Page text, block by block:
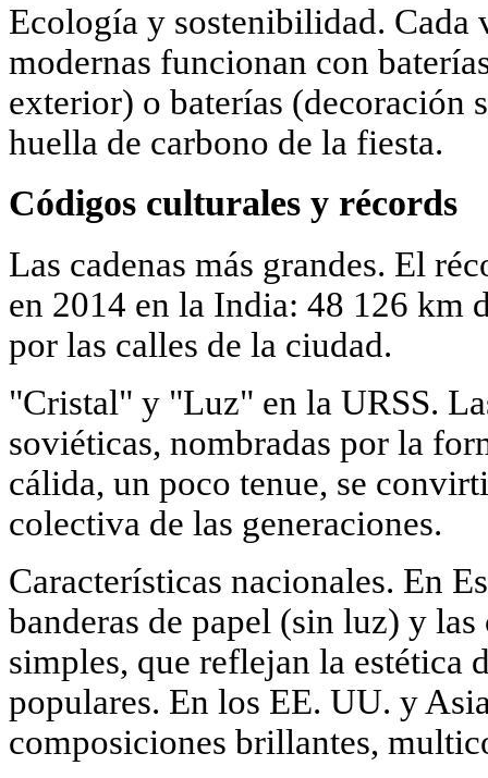
Ecología y sostenibilidad. Cada
modernas funcionan con
exterior) o baterías (decoración
huella de carbono de la fiesta.
Códigos culturales y récords
Las cadenas más grandes. El
en 2014 en la India: 48 126 km
por las calles de la ciudad.
"Cristal" y "Luz" en la URSS.
soviéticas, nombradas por la
cálida, un poco tenue, se
colectiva de las generaciones.
Características nacionales. En
banderas de papel (sin luz) y
simples, que reflejan la estética
populares. En los EE. UU. y
composiciones brillantes,